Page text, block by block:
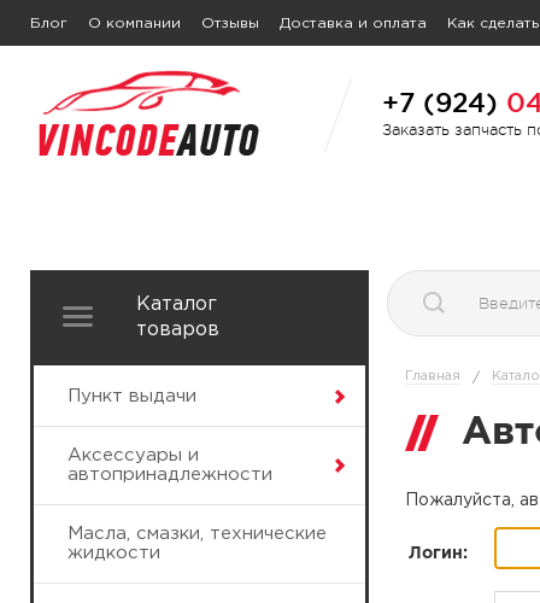
Блог О компании Отзывы Доставка и оплата Как
+7 (924)
Заказать запчасть
Каталог
товаров
Пункт выдачи
Аксессуары и
автопринадлежности
Масла, смазки, технические
жидкости
Главная /
Пожалуйста,
Логин: